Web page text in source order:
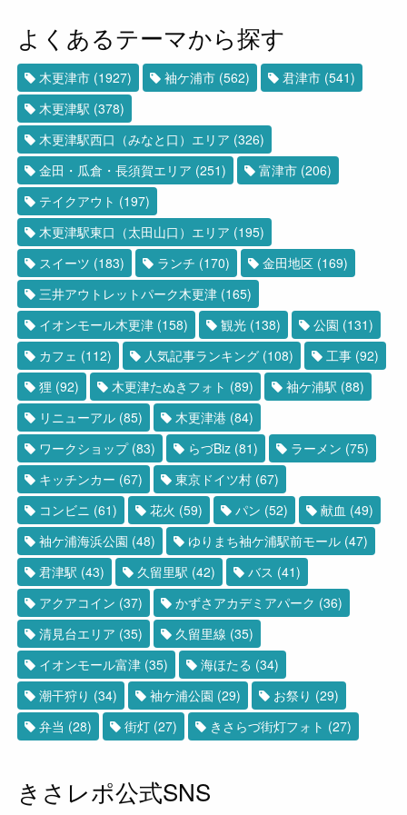
よくあるテーマから探す
木更津市 (1927) 袖ケ浦市 (562) 君津市 (541)
木更津駅 (378)
木更津駅西口（みなと口）エリア (326)
金田・瓜倉・長須賀エリア (251) 富津市 (206)
テイクアウト (197)
木更津駅東口（太田山口）エリア (195)
スイーツ (183) ランチ (170) 金田地区 (169)
三井アウトレットパーク木更津 (165)
イオンモール木更津 (158) 観光 (138) 公園 (131)
カフェ (112) 人気記事ランキング (108) 工事 (92)
狸 (92) 木更津たぬきフォト (89) 袖ケ浦駅 (88)
リニューアル (85) 木更津港 (84)
ワークショップ(83) らづBiz (81) ラーメン (75)
キッチンカー (67) 東京ドイツ村 (67)
コンビニ (61) 花火 (59) パン (52) 献血 (49)
袖ケ浦海浜公園 (48) ゆりまち袖ケ浦駅前モール (47)
君津駅 (43) 久留里駅 (42) バス (41)
アクアコイン (37) かずさアカデミアパーク (36)
清見台エリア (35) 久留里線 (35)
イオンモール富津 (35) 海ほたる (34)
潮干狩り (34) 袖ケ浦公園 (29) お祭り (29)
弁当 (28) 街灯 (27) きさらづ街灯フォト (27)
きさレポ公式SNS